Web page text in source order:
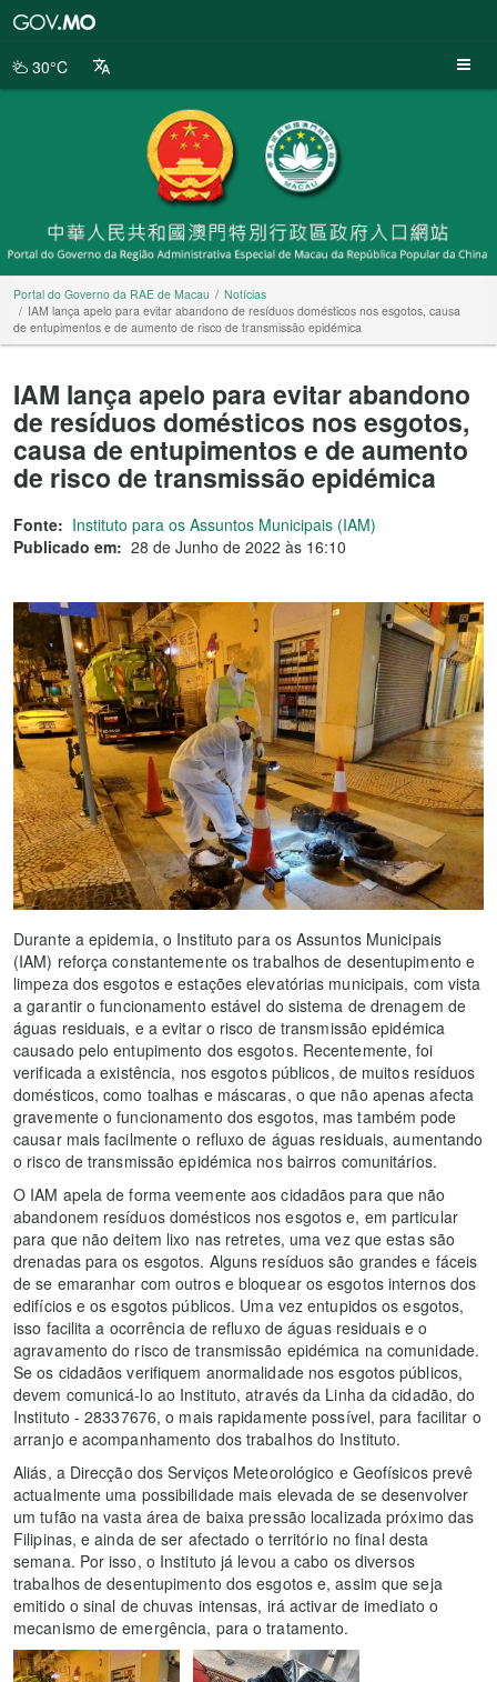
da
30°C
Portal do Governo da RAE de Macau
Notícias
IAM lança apelo para evitar abandono de resíduos domésticos nos esgotos, causa
de entupimentos e de aumento de risco de transmissão epidémica
IAM lança apelo para evitar abandono
de resíduos domésticos nos esgotos,
causa de entupimentos e de aumento
de risco de transmissão epidémica
Fonte: Instituto para os Assuntos Municipais (IAM)
Publicado em: 28 de Junho de 2022 às 16:10
Durante a epidemia, o Instituto para os Assuntos Municipais
(IAM) reforça constantemente os trabalhos de desentupimento e
limpeza dos esgotos e estações elevatórias municipais, com vista
a garantir o funcionamento estável do sistema de drenagem de
águas residuais, e a evitar o risco de transmissão epidémica
causado pelo entupimento dos esgotos. Recentemente, foi
verificada a existência, nos esgotos públicos, de muitos resíduos
domésticos, como toalhas e máscaras, o que não apenas afecta
gravemente o funcionamento dos esgotos, mas também pode
causar mais facilmente o refluxo de águas residuais, aumentando
o risco de transmissão epidémica nos bairros comunitários.
O IAM apela de forma veemente aos cidadãos para que não
abandonem resíduos domésticos nos esgotos e, em particular
para que não deitem lixo nas retretes, uma vez que estas são
drenadas para os esgotos. Alguns resíduos são grandes e fáceis
de se emaranhar com outros e bloquear os esgotos internos dos
edifícios e os esgotos públicos. Uma vez entupidos os esgotos,
isso facilita a ocorrência de refluxo de águas residuais e o
agravamento do risco de transmissão epidémica na comunidade.
Se os cidadãos verifiquem anormalidade nos esgotos públicos,
devem comunicá-lo ao Instituto, através da Linha da cidadão, do
Instituto - 28337676, o mais rapidamente possível, para facilitar o
arranjo e acompanhamento dos trabalhos do Instituto.
Aliás, a Direcção dos Serviços Meteorológico e Geofísicos prevê
actualmente uma possibilidade mais elevada de se desenvolver
um tufão na vasta área de baixa pressão localizada próximo das
Filipinas, e ainda de ser afectado o território no final desta
semana. Por isso, o Instituto já levou a cabo os diversos
trabalhos de desentupimento dos esgotos e, assim que seja
emitido o sinal de chuvas intensas, irá activar de imediato o
mecanismo de emergência, para o tratamento.